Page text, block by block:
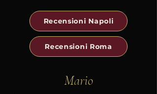
Recensioni Napoli
Recensioni Roma
Mario